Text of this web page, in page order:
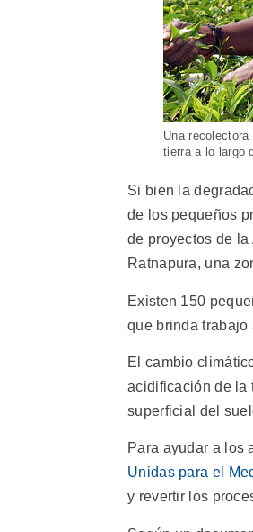
Una
tierra a lo largo
Si bien la
de los pequeños
de proyectos de
Ratnapura, una
Existen 150
que brinda trabajo
El cambio
acidificación de la
superficial del
Para ayudar a los
Unidas para el
y revertir los